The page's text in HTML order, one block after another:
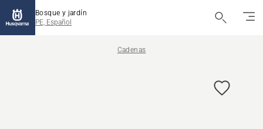
Bosque y jardín
PE, Español
Cadenas